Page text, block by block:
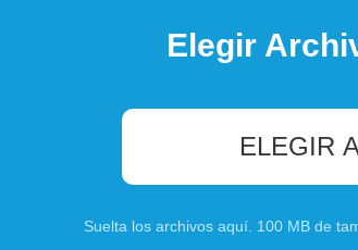
Elegir
ELEGIR
Suelta los archivos aquí. 100 MB de